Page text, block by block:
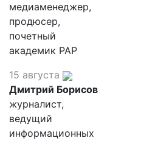
медиаменеджер,
продюсер,
почетный
академик РАР
15 августа
Дмитрий Борисов
журналист,
ведущий
информационных